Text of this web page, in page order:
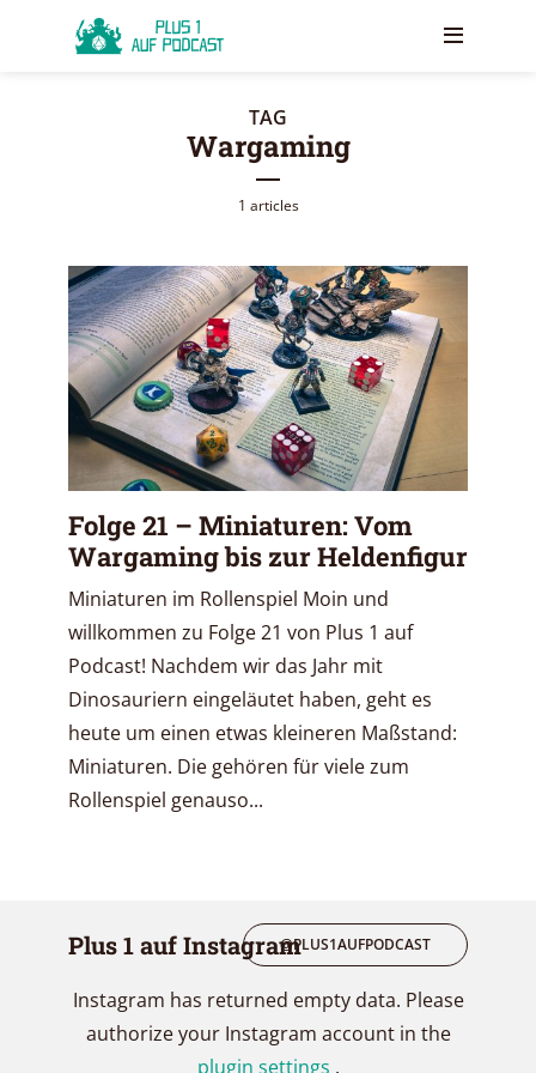
TAG
Wargaming
1 articles
Folge 21 – Miniaturen: Vom
Wargaming bis zur Heldenfigur
Miniaturen im Rollenspiel Moin und
willkommen zu Folge 21 von Plus 1 auf
Podcast! Nachdem wir das Jahr mit
Dinosauriern eingeläutet haben, geht es
heute um einen etwas kleineren Maßstand:
Miniaturen. Die gehören für viele zum
Rollenspiel genauso...
Plus 1 auf Instagram@PLUS1AUFPODCAST
Instagram has returned empty data. Please
authorize your Instagram account in the
plugin settings .